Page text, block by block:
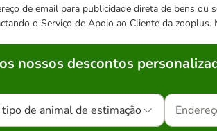
de email para publicidade direta de bens
o Serviço de Apoio ao Cliente da zooplus.
nossos descontos
de animal de estimação